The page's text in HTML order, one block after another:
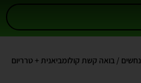
נחשים / בואה קשת קולומביאנית + טרריום